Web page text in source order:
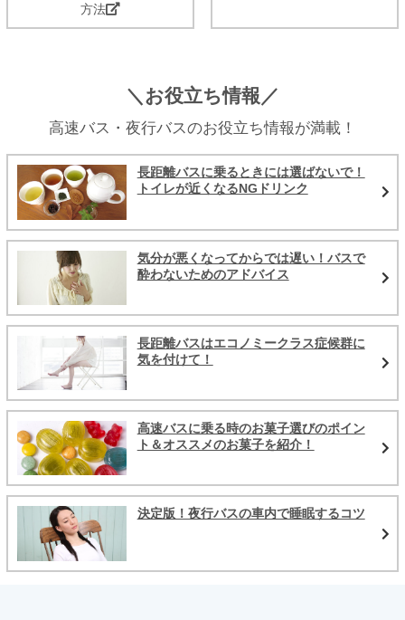
方法
＼お役立ち情報／
高速バス・夜行バスのお役立ち情報が満載！
長距離バスに乗るときには選ばないで！
トイレが近くなるNGドリンク
気分が悪くなってからでは遅い！バスで
酔わないためのアドバイス
長距離バスはエコノミークラス症候群に
気を付けて！
高速バスに乗る時のお菓子選びのポイン
ト＆オススメのお菓子を紹介！
決定版！夜行バスの車内で睡眠するコツ